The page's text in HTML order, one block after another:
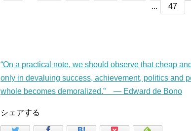
...
47
“On a practical note, we should observe that cheap
only in devaluing success, achievement, politics and
whole becomes demoralized.” — Edward de Bono
シェアする